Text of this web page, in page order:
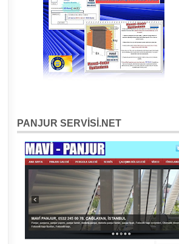
PANJUR SERVİSİ.NET